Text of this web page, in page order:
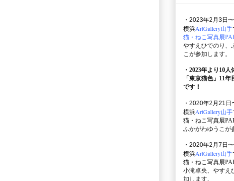
・2023年2月3日
横浜ArtGallery山手
猫・ねこ写真展
やすえひでのり、
こが参加します。
・2023年より10
「東京猫色」 11年
です！
・2020年2月21日
横浜ArtGallery山手
猫・ねこ写真展
ふかがわゆうこが
・2020年2月7日
横浜ArtGallery山手
猫・ねこ写真展
小滝卓央、やすえ
加します。